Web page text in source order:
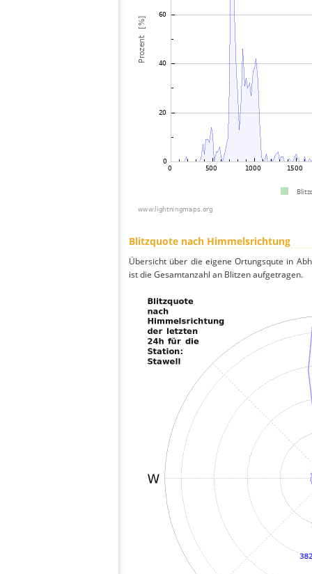
Blitzquote nach Himmelsrichtung
Übersicht über die eigene Ortungsqute in
ist die Gesamtanzahl an Blitzen aufgetragen.